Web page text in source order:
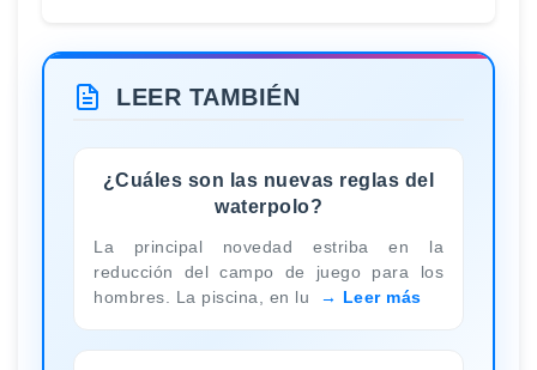
LEER TAMBIÉN
¿Cuáles son las nuevas reglas del
waterpolo?
La principal novedad estriba en la
reducción del campo de juego para los
hombres. La piscina, en lu
Leer más